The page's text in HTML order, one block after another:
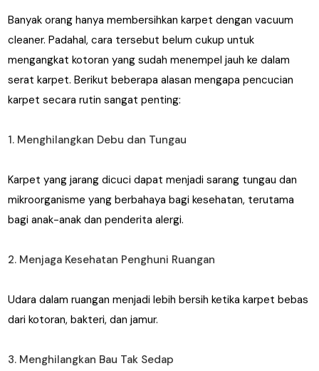
Banyak orang hanya membersihkan karpet dengan vacuum
cleaner. Padahal, cara tersebut belum cukup untuk
mengangkat kotoran yang sudah menempel jauh ke dalam
serat karpet. Berikut beberapa alasan mengapa pencucian
karpet secara rutin sangat penting:
1. Menghilangkan Debu dan Tungau
Karpet yang jarang dicuci dapat menjadi sarang tungau dan
mikroorganisme yang berbahaya bagi kesehatan, terutama
bagi anak-anak dan penderita alergi.
2. Menjaga Kesehatan Penghuni Ruangan
Udara dalam ruangan menjadi lebih bersih ketika karpet bebas
dari kotoran, bakteri, dan jamur.
3. Menghilangkan Bau Tak Sedap